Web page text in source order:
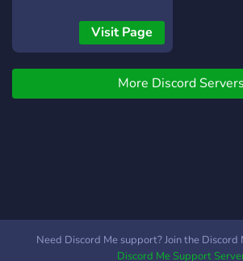
pour passer le temps avec
nous ! Invitation dans notre
https://discord.gg/qFQw5K8QJt
dans un monde rempli de
passionnés comme vous ?
Osto est le lieu idéal pour
chill et s'occuper sans prise
de tête.
Visit Page
More Discord Servers
Need Discord Me support? Join the Discord
Discord Me Support